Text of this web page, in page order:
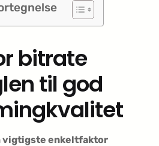
bitrate
til god
vigtigste enkeltfaktor